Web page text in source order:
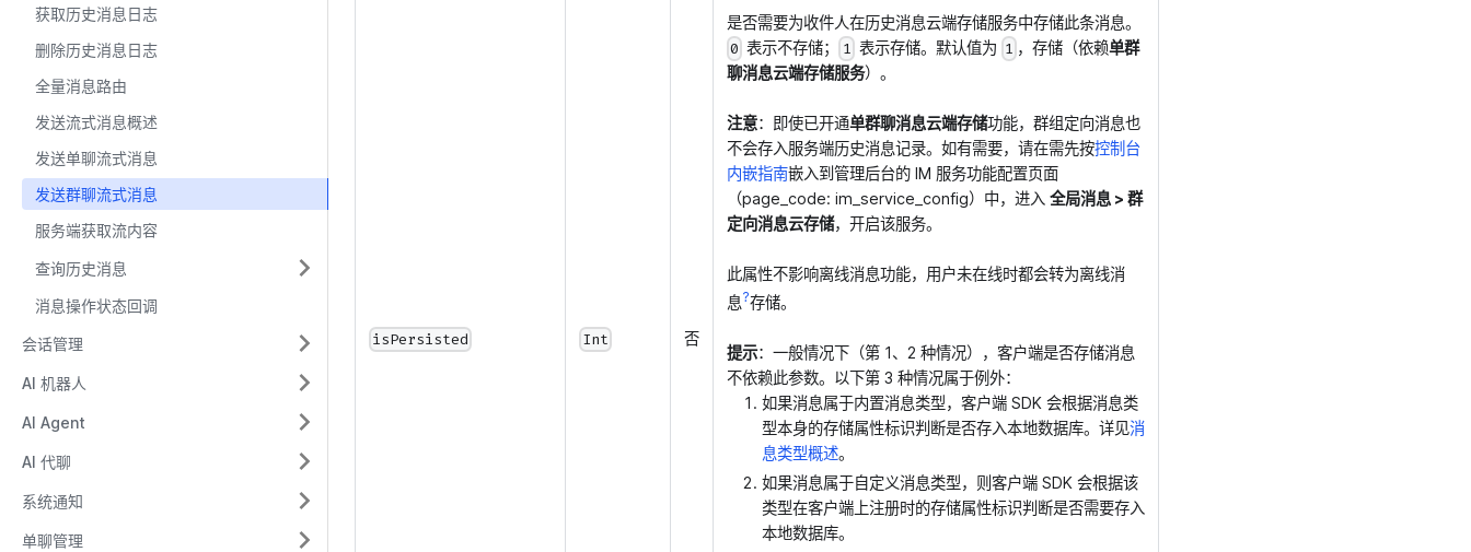
获取历史消息日志
删除历史消息日志
全量消息路由
发送流式消息概述
发送单聊流式消息
发送群聊流式消息
服务端获取流内容
查询历史消息
消息操作状态回调
会话管理
AI 机器人
AI Agent
AI 代聊
系统通知
单聊管理
isPersisted Int 否
是否需要为收件人在历史消息云端存储服务中存储此条消息。
0 表示不存储； 1 表示存储。默认值为 1 ，存储（依赖单群
聊消息云端存储服务）。
注意：即使已开通单群聊消息云端存储功能，群组定向消息也
不会存入服务端历史消息记录。如有需要，请在需先按控制台
内嵌指南嵌入到管理后台的 IM 服务功能配置页面
（page_code: im_service_config）中，进入 全局消息 > 群
定向消息云存储，开启该服务。
此属性不影响离线消息功能，用户未在线时都会转为离线消
息?存储。
提示：一般情况下（第 1、2 种情况），客户端是否存储消息
不依赖此参数。以下第 3 种情况属于例外：
如果消息属于内置消息类型，客户端 SDK 会根据消息类
型本身的存储属性标识判断是否存入本地数据库。详见消
息类型概述。
如果消息属于自定义消息类型，则客户端 SDK 会根据该
类型在客户端上注册时的存储属性标识判断是否需要存入
本地数据库。